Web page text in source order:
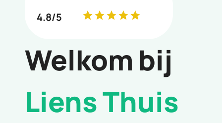
4.8/5
Welkom bij
Liens Thuis